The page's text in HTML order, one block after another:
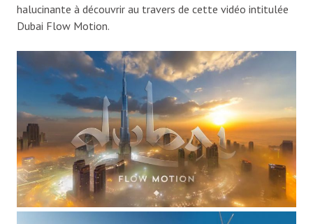
halucinante à découvrir au travers de cette vidéo intitulée
Dubai Flow Motion.